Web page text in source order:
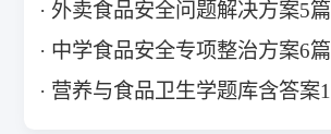
外卖食品安全问题解决方案5篇
中学食品安全专项整治方案6篇
营养与食品卫生学题库含答案